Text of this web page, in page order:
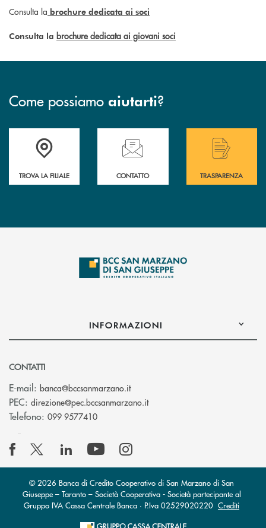
Consulta la brochure dedicata ai soci
Consulta la brochure dedicata ai giovani soci
Come possiamo aiutarti?
Accedi all' elenco completo delle filiali di Bcc San Marzano.
TROVA LA FILIALE
Hai bisogno di assistenza immediata?
CONTATTO
Hai bisogno di
TRASPARENZA
INFORMAZIONI
CONTATTI
E-mail: banca@bccsanmarzano.it(si apre l’app di posta
PEC: direzione@pec.bccsanmarzano.it(si apre l’app di posta
Telefono: 099 9577410
© 2026 Banca di Credito Cooperativo di San Marzano di San
Giuseppe – Taranto – Società Cooperativa - Società partecipante al
Gruppo IVA Cassa Centrale Banca · P.Iva 02529020220 Crediti